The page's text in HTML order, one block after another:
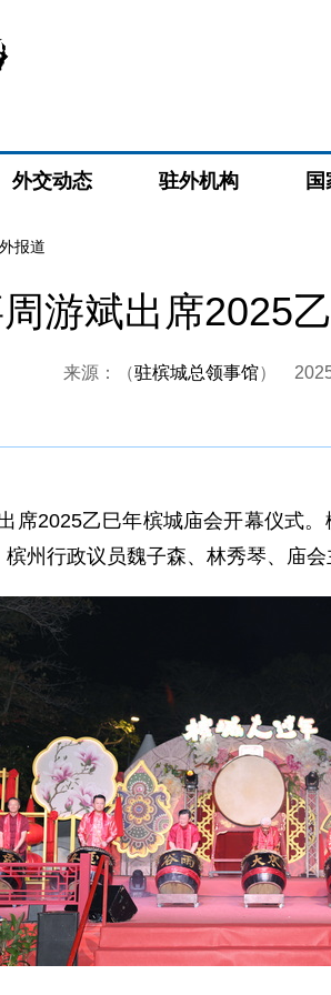
外交动态 驻外机构
报道
游斌出席2025
来源：（驻槟城总领事馆）
席2025乙巳年槟城庙会开幕仪式
州行政议员魏子森、林秀琴、庙